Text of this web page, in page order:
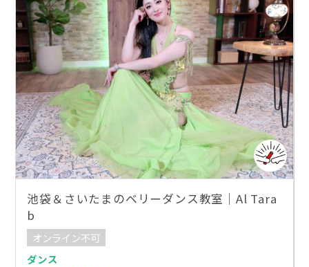
池袋＆さいたまのベリーダンス教室｜Al Tara
b
オンライン不可
ダンス